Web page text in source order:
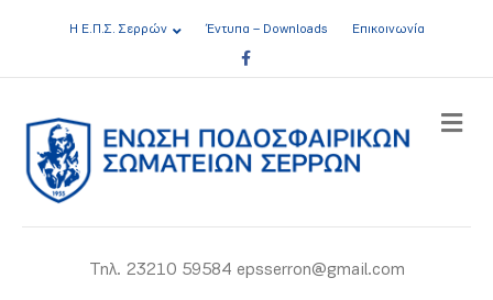
Η Ε.Π.Σ. Σερρών Έντυπα – Downloads
Επικοινωνία
Facebook
Τηλ. 23210 59584 epsserron@gmail.com